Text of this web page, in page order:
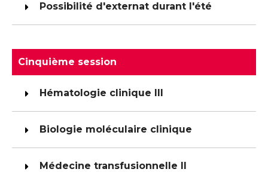
Possibilité d'externat durant l'été
Cinquième session
Hématologie clinique III
Biologie moléculaire clinique
Médecine transfusionnelle II